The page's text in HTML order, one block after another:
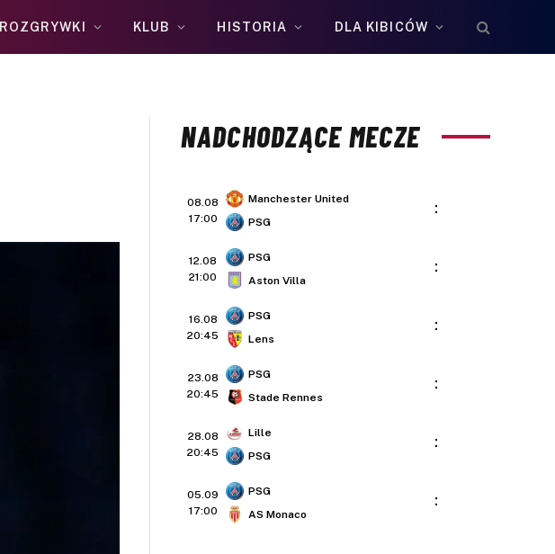
ROZGRYWKI KLUB HISTORIA DLA KIBICÓW
NADCHODZĄCE MECZE
08.08
17:00
Manchester United
PSG
:
12.08
21:00
PSG
Aston Villa
:
16.08
20:45
PSG
Lens
:
23.08
20:45
PSG
Stade Rennes
:
28.08
20:45
Lille
PSG
:
05.09
17:00
PSG
AS Monaco
: